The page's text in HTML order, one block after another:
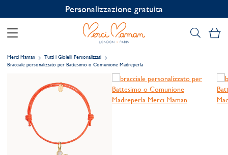
Personalizzazione gratuita
Il
Merci Maman
Tutti i Gioielli Personalizzati
Bracciale personalizzato per Battesimo o Comunione Madreperla